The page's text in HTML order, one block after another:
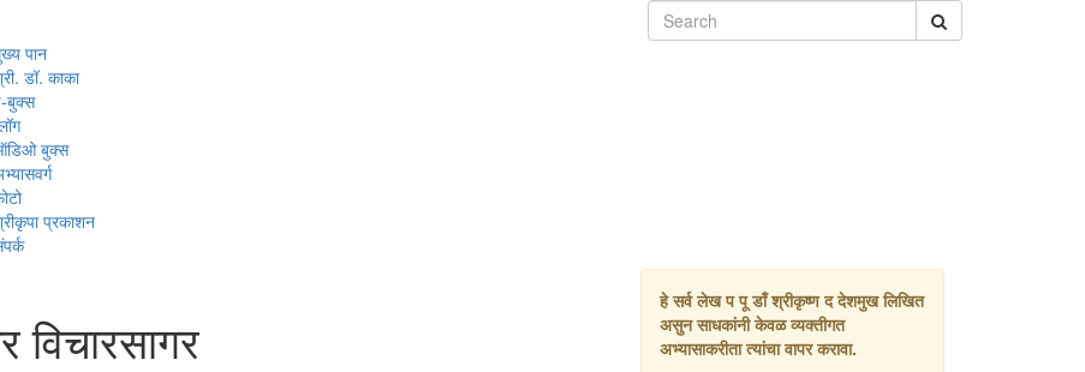
पान
डॉ. काका
बुक्स
बुक्स
प्रकाशन
विचारसागर
हे सर्व लेख प पू डाँ श्रीकृष्ण द देशमुख लिखित
असुन साधकांनी केवळ व्यक्तीगत
अभ्यासाकरीता त्यांचा वापर करावा.